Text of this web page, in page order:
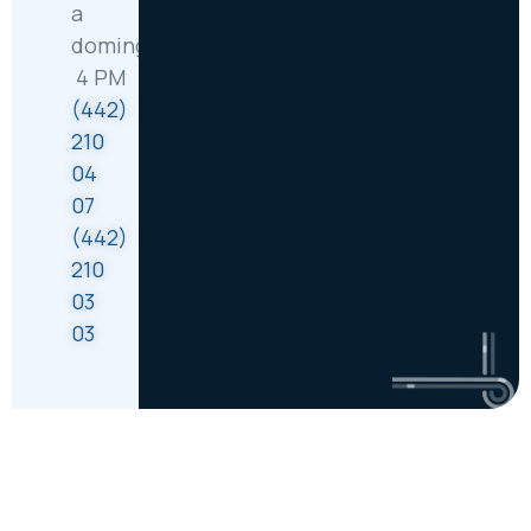
a
domingo: 8 AM –
4 PM
(442)
210
04
07
(442)
210
03
03